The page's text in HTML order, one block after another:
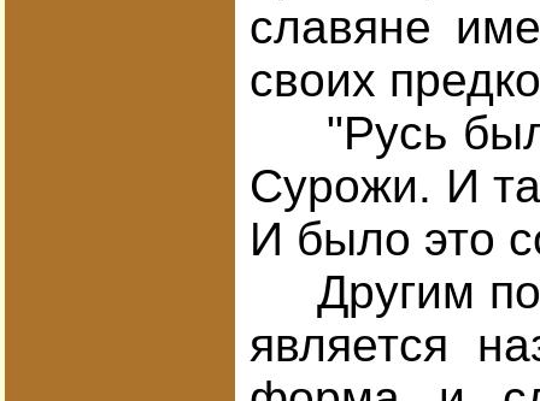
славяне
своих
"Русь
Сурожи. И
И было это
Другим
является